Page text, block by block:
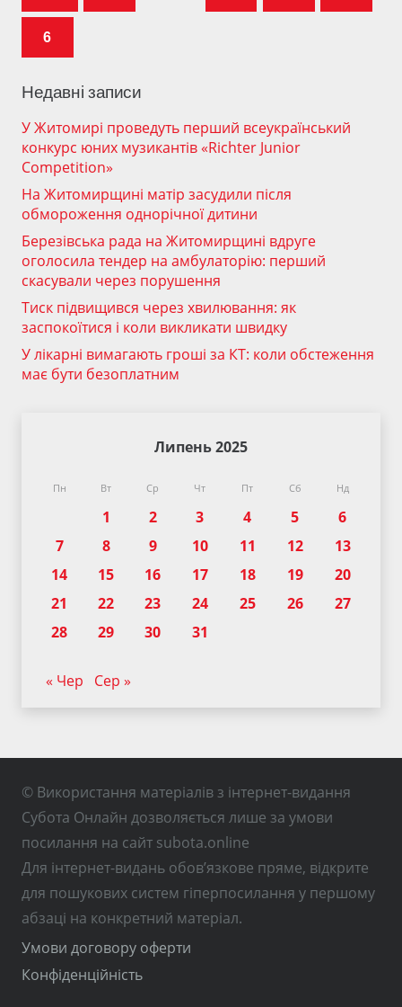
6
Недавні записи
У Житомирі проведуть перший всеукраїнський
конкурс юних музикантів «Richter Junior
Competition»
На Житомирщині матір засудили після
обмороження однорічної дитини
Березівська рада на Житомирщині вдруге
оголосила тендер на амбулаторію: перший
скасували через порушення
Тиск підвищився через хвилювання: як
заспокоїтися і коли викликати швидку
У лікарні вимагають гроші за КТ: коли обстеження
має бути безоплатним
Липень 2025
Пн Вт Ср Чт Пт Сб Нд
1 2 3 4 5
6
7
8 9 10 11 12
13
14
15 16 17 18 19
20
21
22 23 24 25 26
27
28
29 30 31
« Чер Сер »
© Використання матеріалів з інтернет-видання
Субота Онлайн дозволяється лише за умови
посилання на сайт subota.online
Для інтернет-видань обов’язкове пряме, відкрите
для пошукових систем гіперпосилання у першому
абзаці на конкретний матеріал.
Умови договору оферти
Конфіденційність